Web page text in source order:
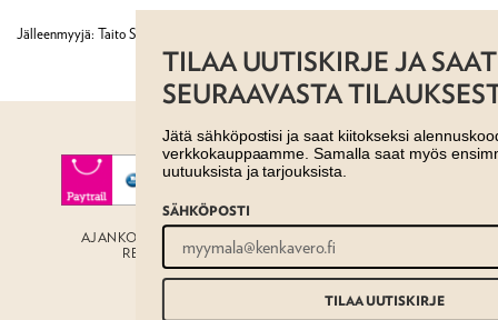
Jälleenmyyjä: Taito Shop
AJANKOHTAISTA MYYMÄLÄT
OTA YHTEYTTÄ
REKISTERISELOSTE
EVÄSTESELOSTE
TILAUS- JA TOIMITUSEHDOT
Taito shop
TILAA UUTISKIRJE JA SAAT -10%
SEURAAVASTA TILAUKSESTASI!
Jätä sähköpostisi ja saat kiitokseksi alennuskoodin
verkkokauppaamme. Samalla saat myös ensimmäisenä tiedon
uutuuksista ja tarjouksista.
SÄHKÖPOSTI